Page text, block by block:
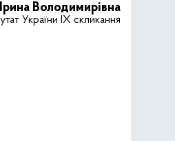
Володимирівна
України IX скликання